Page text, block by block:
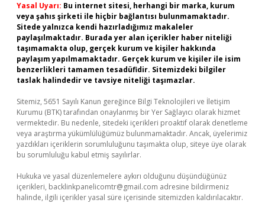
Yasal Uyarı: Bu internet sitesi, herhangi bir marka, kurum
veya şahıs şirketi ile hiçbir bağlantısı bulunmamaktadır.
Sitede yalnızca kendi hazırladığımız makaleler
paylaşılmaktadır. Burada yer alan içerikler haber niteliği
taşımamakta olup, gerçek kurum ve kişiler hakkında
paylaşım yapılmamaktadır. Gerçek kurum ve kişiler ile isim
benzerlikleri tamamen tesadüfidir. Sitemizdeki bilgiler
taslak halindedir ve tavsiye niteliği taşımazlar.
Sitemiz, 5651 Sayılı Kanun gereğince Bilgi Teknolojileri ve İletişim
Kurumu (BTK) tarafından onaylanmış bir Yer Sağlayıcı olarak hizmet
vermektedir. Bu nedenle, sitedeki içerikleri proaktif olarak denetleme
veya araştırma yükümlülüğümüz bulunmamaktadır. Ancak, üyelerimiz
yazdıkları içeriklerin sorumluluğunu taşımakta olup, siteye üye olarak
bu sorumluluğu kabul etmiş sayılırlar.
Hukuka ve yasal düzenlemelere aykırı olduğunu düşündüğünüz
içerikleri, backlinkpanelicomtr@gmail.com adresine bildirmeniz
halinde, ilgili içerikler yasal süre içerisinde sitemizden kaldırılacaktır.